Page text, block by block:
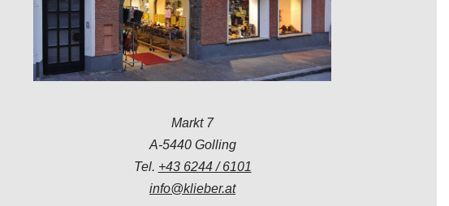
Markt 7
A-5440 Golling
Tel. +43 6244 / 6101
info@klieber.at